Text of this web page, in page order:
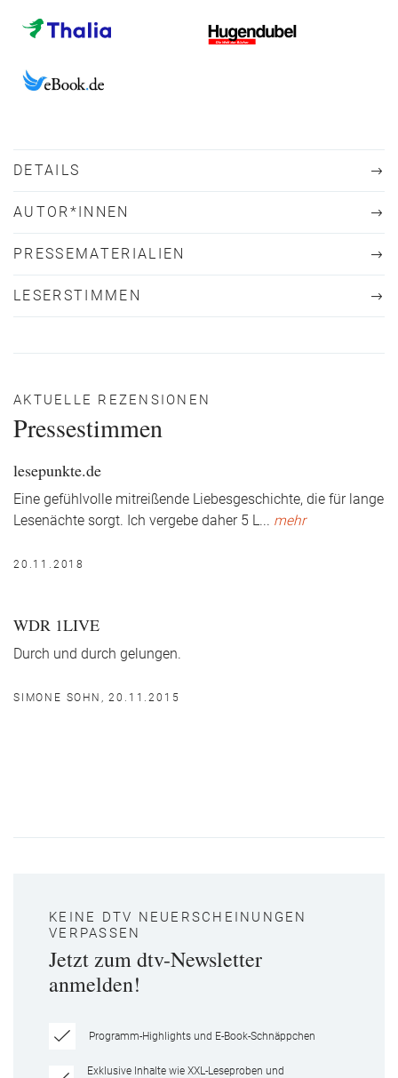
DETAILS
AUTOR*INNEN
PRESSEMATERIALIEN
LESERSTIMMEN
AKTUELLE REZENSIONEN
Pressestimmen
lesepunkte.de
Eine gefühlvolle mitreißende Liebesgeschichte, die für lange
Lesenächte sorgt. Ich vergebe daher 5 L... mehr
20.11.2018
WDR 1LIVE
Durch und durch gelungen.
SIMONE SOHN, 20.11.2015
KEINE DTV NEUERSCHEINUNGEN
VERPASSEN
Jetzt zum dtv-Newsletter
anmelden!
Programm-Highlights und E-Book-Schnäppchen
Exklusive Inhalte wie XXL-Leseproben und